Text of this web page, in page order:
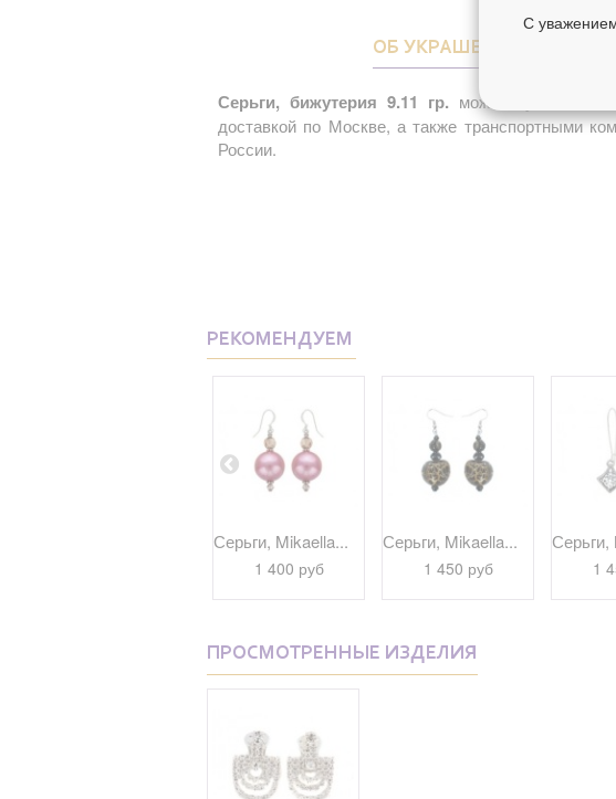
ОБ УКРАШЕНИИ
Серьги, бижутерия 9.11 гр. можно купить в
доставкой по Москве, а также транспортными
России.
РЕКОМЕНДУЕМ
Серьги, Mikaella...
1 400 руб
Серьги, Mikaella...
1 450 руб
Серьги,
1
ПРОСМОТРЕННЫЕ ИЗДЕЛИЯ
С